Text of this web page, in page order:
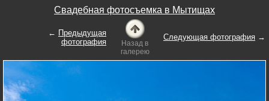
Свадебная фотосъемка в Мытищах
← Предыдущая
фотография
Назад в
галерею
Следующая фотография →